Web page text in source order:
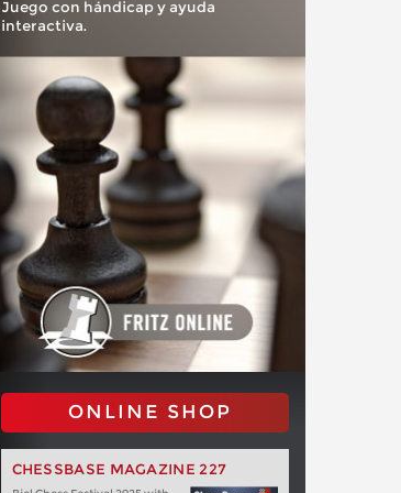
Juego con hándicap y ayuda
interactiva.
ONLINE SHOP
CHESSBASE MAGAZINE 227